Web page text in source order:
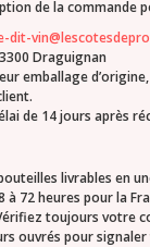
de la
dit-
Draguignan
emballage
de 14 jours après
livrables
à 72 heures pour la
toujours votre
ouvrés pour